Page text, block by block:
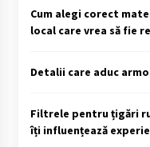
Cum alegi corect
local care vrea să fie
Detalii care aduc
Filtrele pentru țigări
îți influențează